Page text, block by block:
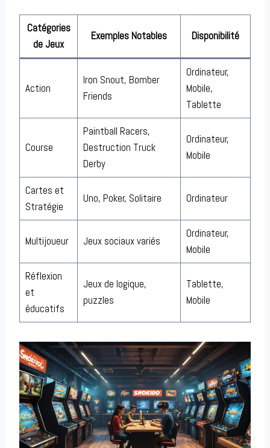
Catégories
de Jeux
Exemples Notables Disponibilité
Action
Iron Snout, Bomber
Friends
Ordinateur,
Mobile,
Tablette
Course
Paintball Racers,
Destruction Truck
Derby
Ordinateur,
Mobile
Cartes et
Stratégie
Uno, Poker, Solitaire Ordinateur
Multijoueur Jeux sociaux variés
Ordinateur,
Mobile
Réflexion
et
éducatifs
Jeux de logique,
puzzles
Tablette,
Mobile